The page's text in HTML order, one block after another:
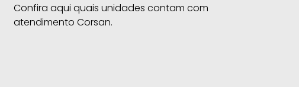
Confira aqui quais unidades contam com
atendimento Corsan.